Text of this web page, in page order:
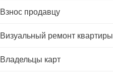
Взнос продавцу
Визуальный ремонт квартиры
Владельцы карт